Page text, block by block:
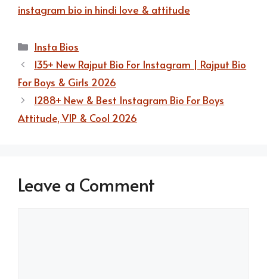
instagram bio in hindi love & attitude
Categories
Insta Bios
135+ New Rajput Bio For Instagram | Rajput Bio
For Boys & Girls 2026
1288+ New & Best Instagram Bio For Boys
Attitude, VIP & Cool 2026
Leave a Comment